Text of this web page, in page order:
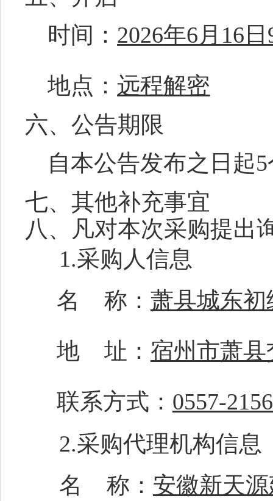
时间： 2026年6月 16 日
地点：远程解密
六、公告期限
自本公告发布之日起5
七、 其他补充事宜
八、凡对本次采购提出
1.采购人信息
名
称： 萧县城东初
地
址： 宿州市萧
联系方式： 0557-
2.采购代理机构信息
名
称： 安徽新天